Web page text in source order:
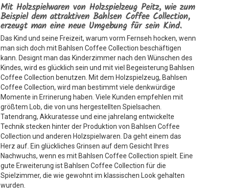
Mit Holzspielwaren von Holzspielzeug Peitz, wie zum
Beispiel dem attraktiven Bahlsen Coffee Collection,
erzeugt man eine neue Umgebung für sein Kind.
Das Kind und seine Freizeit, warum vorm Fernseh hocken, wenn
man sich doch mit Bahlsen Coffee Collection beschäftigen
kann. Designt man das Kinderzimmer nach den Wünschen des
Kindes, wird es glücklich sein und mit viel Begeisterung Bahlsen
Coffee Collection benutzen. Mit dem Holzspielzeug, Bahlsen
Coffee Collection, wird man bestimmt viele denkwürdige
Momente in Errinerung haben. Viele Kunden empfehlen mit
größtem Lob, die von uns hergestellten Spielsachen.
Tatendrang, Akkuratesse und eine jahrelang entwickelte
Technik stecken hinter der Produktion von Bahlsen Coffee
Collection und anderen Holzspielwaren. Da geht einem das
Herz auf. Ein glückliches Grinsen auf dem Gesicht Ihres
Nachwuchs, wenn es mit Bahlsen Coffee Collection spielt. Eine
gute Erweiterung ist Bahlsen Coffee Collection für die
Spielzimmer, die wie gewohnt im klassischen Look gehalten
wurden.